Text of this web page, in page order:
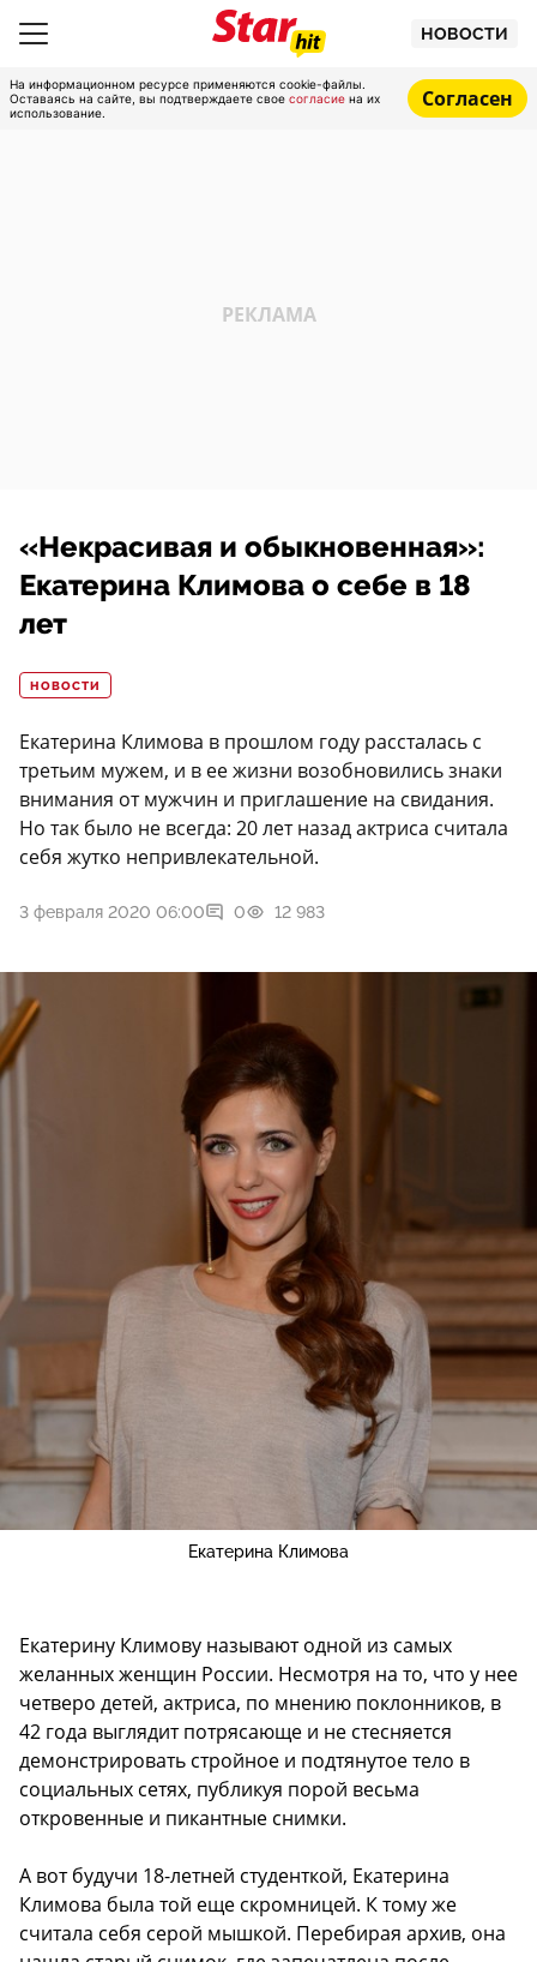
НОВОСТИ
На информационном ресурсе применяются cookie-файлы.
Оставаясь на сайте, вы подтверждаете свое согласие на их
использование.
Согласен
«Некрасивая и обыкновенная»:
Екатерина Климова о себе в 18
лет
НОВОСТИ
Екатерина Климова в прошлом году рассталась с
третьим мужем, и в ее жизни возобновились знаки
внимания от мужчин и приглашение на свидания.
Но так было не всегда: 20 лет назад актриса считала
себя жутко непривлекательной.
3 февраля 2020 06:00 0 12 983
Екатерина Климова
Екатерину Климову называют одной из самых
желанных женщин России. Несмотря на то, что у нее
четверо детей, актриса, по мнению поклонников, в
42 года выглядит потрясающе и не стесняется
демонстрировать стройное и подтянутое тело в
социальных сетях, публикуя порой весьма
откровенные и пикантные снимки.
А вот будучи 18-летней студенткой, Екатерина
Климова была той еще скромницей. К тому же
считала себя серой мышкой. Перебирая архив, она